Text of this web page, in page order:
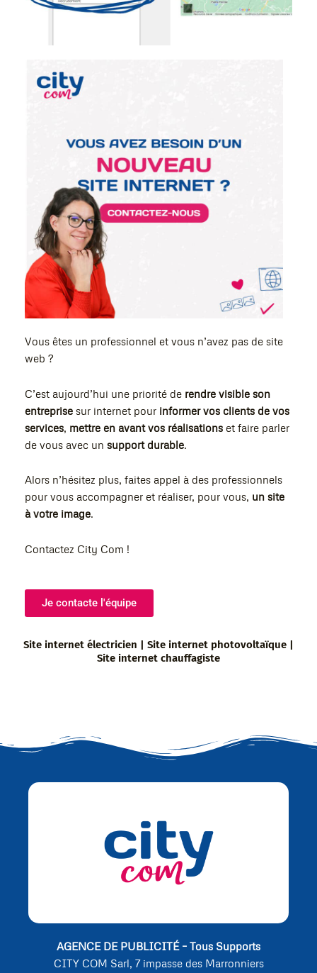
Vous êtes un professionnel et vous n’avez pas de site
web ?
C’est aujourd’hui une priorité de rendre visible son
entreprise sur internet pour informer vos clients de vos
services, mettre en avant vos réalisations et faire parler
de vous avec un support durable.
Alors n’hésitez plus, faites appel à des professionnels
pour vous accompagner et réaliser, pour vous, un site
à votre image.
Contactez City Com !
Je contacte l'équipe
Site internet électricien | Site internet photovoltaïque |
Site internet chauffagiste
AGENCE DE PUBLICITÉ – Tous Supports
CITY COM Sarl, 7 impasse des Marronniers